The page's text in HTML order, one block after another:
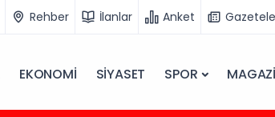
Rehber İlanlar Anket
EKONOMİ SİYASET SPOR